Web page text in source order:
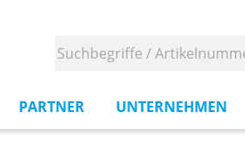
PARTNER UNTERNEHMEN